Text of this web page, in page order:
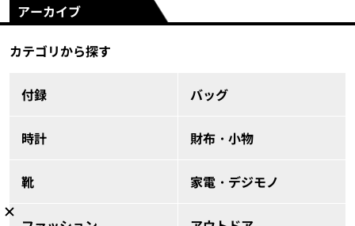
アーカイブ
カテゴリから探す
付録 バッグ
時計 財布・小物
靴 家電・デジモノ